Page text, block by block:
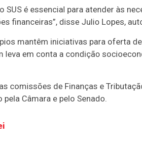
é essencial para atender às
financeiras”, disse Julio Lopes,
mantêm iniciativas para oferta
em conta a condição
comissões de Finanças e
Câmara e pelo Senado.